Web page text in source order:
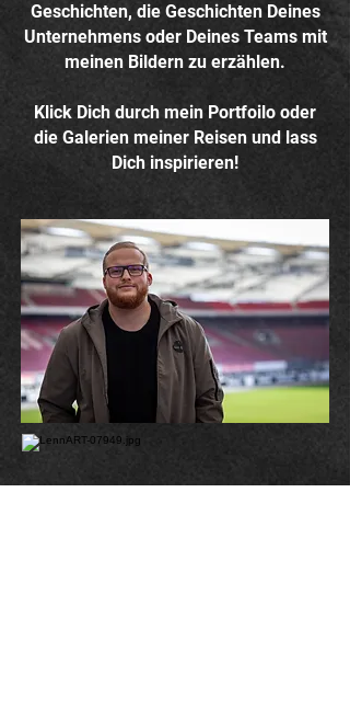
Geschichten, die Geschichten Deines
Unternehmens oder Deines Teams mit
meinen Bildern zu erzählen.
Klick Dich durch mein Portfoilo oder
die Galerien meiner Reisen und lass
Dich inspirieren!